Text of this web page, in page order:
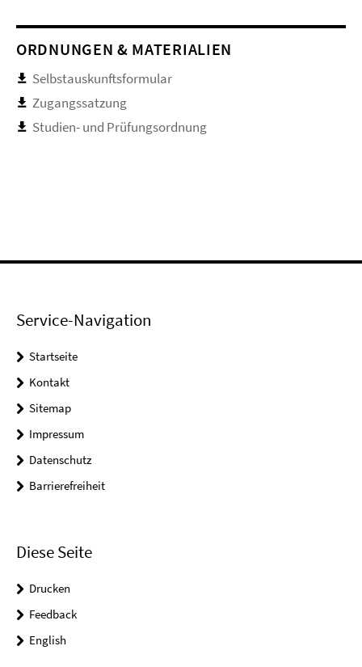
ORDNUNGEN & MATERIALIEN
Selbstauskunftsformular
Zugangssatzung
Studien- und Prüfungsordnung
Service-Navigation
Startseite
Kontakt
Sitemap
Impressum
Datenschutz
Barrierefreiheit
Diese Seite
Drucken
Feedback
English